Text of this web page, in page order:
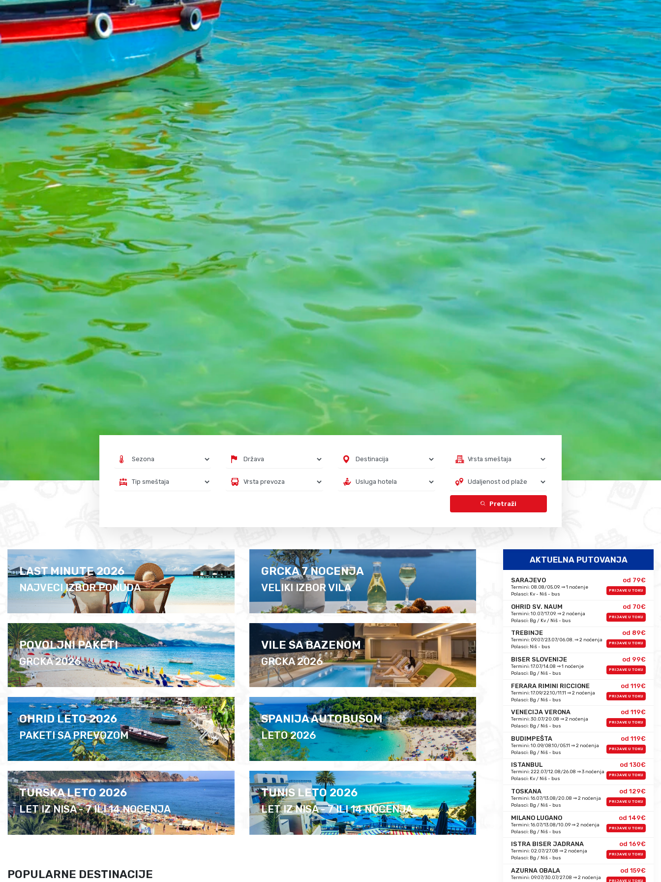
Pretraži
LAST MINUTE 2026
NAJVECI IZBOR PONUDA
GRCKA 7 NOCENJA
VELIKI IZBOR VILA
POVOLJNI PAKETI
GRCKA 2026
VILE SA BAZENOM
GRCKA 2026
OHRID LETO 2026
PAKETI SA PREVOZOM
SPANIJA AUTOBUSOM
LETO 2026
TURSKA LETO 2026
LET IZ NISA - 7 ILI 14 NOCENJA
TUNIS LETO 2026
LET IZ NISA - 7 ILI 14 NOCENJA
POPULARNE DESTINACIJE
AKTUELNA PUTOVANJA
SARAJEVO od 79€
Termini: 08.08/05.09. ⇒ 1 noćenje
Polasci: Kv - Niš - bus
PRIJAVE U TOKU
OHRID SV. NAUM od 70€
Termini: 10.07/17.09. ⇒ 2 noćenja
Polasci: Bg / Kv / Niš - bus
PRIJAVE U TOKU
TREBINJE od 89€
Termini: 09.07/23.07/06.08. ⇒ 2 noćenja
Polasci: Niš - bus
PRIJAVE U TOKU
BISER SLOVENIJE od 99€
Termini: 17.07/14.08 ⇒ 1 noćenje
Polasci: Bg / Niš - bus
PRIJAVE U TOKU
FERARA RIMINI RICCIONE od 119€
Termini: 17.09/22.10/11.11 ⇒ 2 noćenja
Polasci: Bg / Niš - bus
PRIJAVE U TOKU
VENECIJA VERONA od 119€
Termini: 30.07/20.08 ⇒ 2 noćenja
Polasci: Bg / Niš - bus
PRIJAVE U TOKU
BUDIMPEŠTA od 119€
Termini: 10.09/08.10/05.11 ⇒ 2 noćenja
Polasci: Bg / Niš - bus
PRIJAVE U TOKU
ISTANBUL od 130€
Termini: 222.07/12.08/26.08 ⇒ 3 noćenja
Polasci: Kv / Niš - bus
PRIJAVE U TOKU
TOSKANA od 129€
Termini: 16.07/13.08/20.08 ⇒ 2 noćenja
Polasci: Bg / Niš - bus
PRIJAVE U TOKU
MILANO LUGANO od 149€
Termini: 16.07/13.08/10.09 ⇒ 2 noćenja
Polasci: Bg / Niš - bus
PRIJAVE U TOKU
ISTRA BISER JADRANA od 169€
Termini: 02.07/27.08 ⇒ 2 noćenja
Polasci: Bg / Niš - bus
PRIJAVE U TOKU
AZURNA OBALA od 159€
Termini: 09.07/30.07/27.08 ⇒ 2 noćenja
PRIJAVE U TOKU